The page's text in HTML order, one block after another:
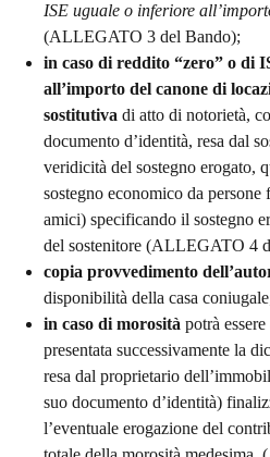
ISE uguale o inferiore
(ALLEGATO 3 del Bando);
in caso di reddito “zero” o di
all’importo del canone di
sostitutiva di atto di notorietà,
documento d’identità, resa dal
veridicità del sostegno erogato,
sostegno economico da
amici) specificando il sostegno
del sostenitore (ALLEGATO 4
copia provvedimento
disponibilità della casa
in caso di morosità potrà
presentata successivamente la
resa dal proprietario
suo documento d’identità)
l’eventuale erogazione del